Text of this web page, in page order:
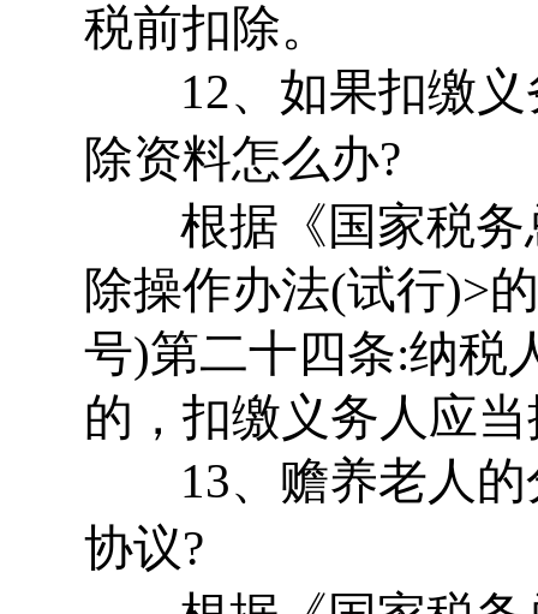
税前扣除。
12、如果扣缴义
除资料怎么办?
根据《国家税务
除操作办法(试行)>
号)第二十四条:纳税
的，扣缴义务人应
13、赡养老人的
协议?